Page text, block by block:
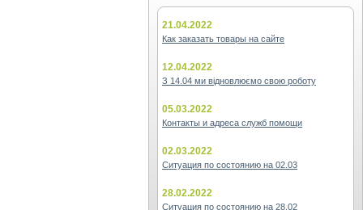
21.04.2022
Как заказать товары на сайте
12.04.2022
З 14.04 ми відновлюємо свою роботу
05.03.2022
Контакты и адреса служб помощи
02.03.2022
Ситуация по состоянию на 02.03
28.02.2022
Ситуация по состоянию на 28.02